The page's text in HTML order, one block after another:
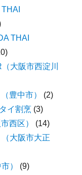
THAI
大阪市西淀川
豊中市）
(2)
イ割烹 (3)
西区）
(14)
大阪市大正
）
(9)